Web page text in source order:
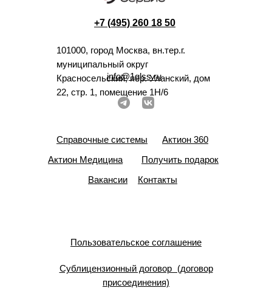
+7 (495) 260 18 50
101000, город Москва, вн.тер.г.
муниципальный округ
Красносельский, пер. Уланский, дом
22, стр. 1, помещение 1Н/6
info@1glss.ru
Справочные системы
Актион 360
Актион Медицина
Получить подарок
Вакансии
Контакты
Пользовательское соглашение
Сублицензионный договор (договор
присоединения)